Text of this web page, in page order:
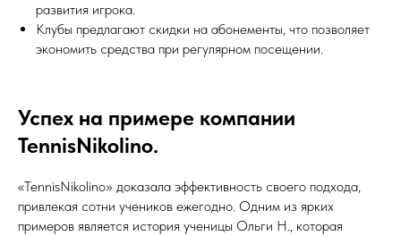
развития игрока.
Клубы предлагают скидки на абонементы, что позволяет
экономить средства при регулярном посещении.
Успех на примере компании
TennisNikolino.
«TennisNikolino» доказала эффективность своего подхода,
привлекая сотни учеников ежегодно. Одним из ярких
примеров является история ученицы Ольги Н., которая